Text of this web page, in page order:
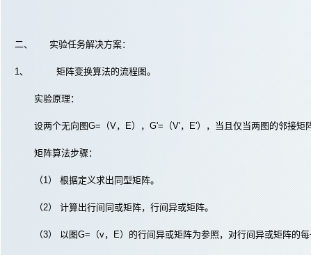
二、 实验任务解决方案：
1、 矩阵变换算法的流程图。
实验原理：
设两个无向图G=（V，E），G'=（V'，E'），当且仅当两图的邻接矩
矩阵算法步骤：
（1） 根据定义求出同型矩阵。
（2） 计算出行间同或矩阵，行间异或矩阵。
（3） 以图G=（v，E）的行间异或矩阵为参照，对行间异或矩阵的